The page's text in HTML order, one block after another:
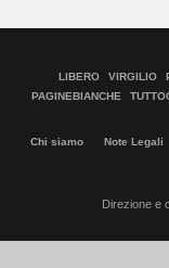
LIBERO VIRGILIO
PAGINEBIANCHE
Chi siamo Note Legali
Direzione e